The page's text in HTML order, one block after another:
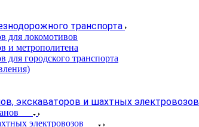
транспорта
для локомотивов
и метрополитена
для городского транспорта
экскаваторов и шахтных электровозов
электровозов